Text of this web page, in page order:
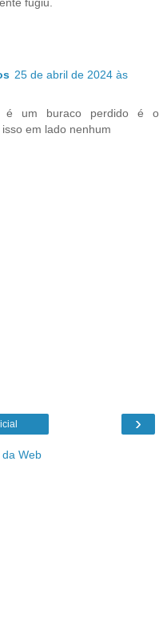
25 de abril de 2024 às
é um buraco perdido é o
em lado nenhum
›
Web